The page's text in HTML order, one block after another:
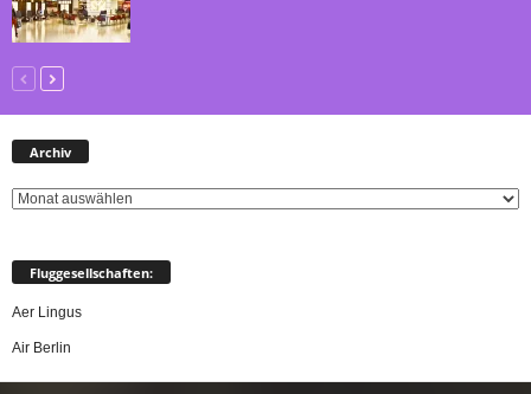
Archiv
Fluggesellschaften:
Aer Lingus
Air Berlin